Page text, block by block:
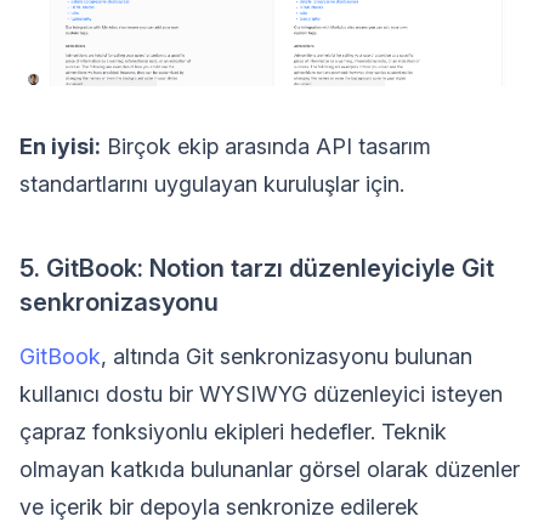
En iyisi: Birçok ekip arasında API tasarım
standartlarını uygulayan kuruluşlar için.
5. GitBook: Notion tarzı düzenleyiciyle Git
senkronizasyonu
GitBook, altında Git senkronizasyonu bulunan
kullanıcı dostu bir WYSIWYG düzenleyici isteyen
çapraz fonksiyonlu ekipleri hedefler. Teknik
olmayan katkıda bulunanlar görsel olarak düzenler
ve içerik bir depoyla senkronize edilerek